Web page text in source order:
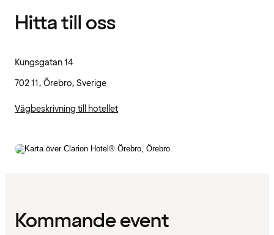
Hitta till oss
Kungsgatan 14
702 11, Örebro, Sverige
Vägbeskrivning till hotellet
Kommande event